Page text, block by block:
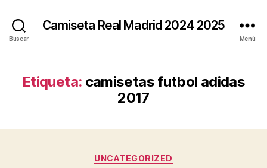
Buscar
Camiseta Real Madrid 2024 2025
Menú
Etiqueta: camisetas futbol adidas
2017
Categorías
UNCATEGORIZED